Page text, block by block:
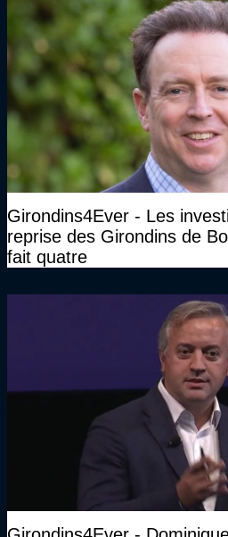
Girondins4Ever - Les
reprise des Girondins de
fait quatre